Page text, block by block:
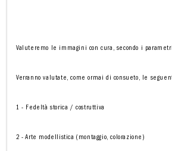
Valuteremo le immagini con cura, secondo i
Verranno valutate, come ormai di consueto, le
1 - Fedeltà storica / costruttiva
2 - Arte modellistica (montaggio, colorazione)